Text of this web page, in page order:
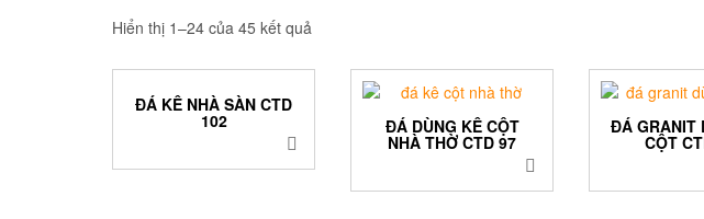
Hiển thị 1–24 của 45 kết quả
ĐÁ KÊ NHÀ SÀN CTD
102 ĐÁ DÙNG KÊ CỘT
NHÀ THỜ CTD 97
ĐÁ GRANIT
CỘT